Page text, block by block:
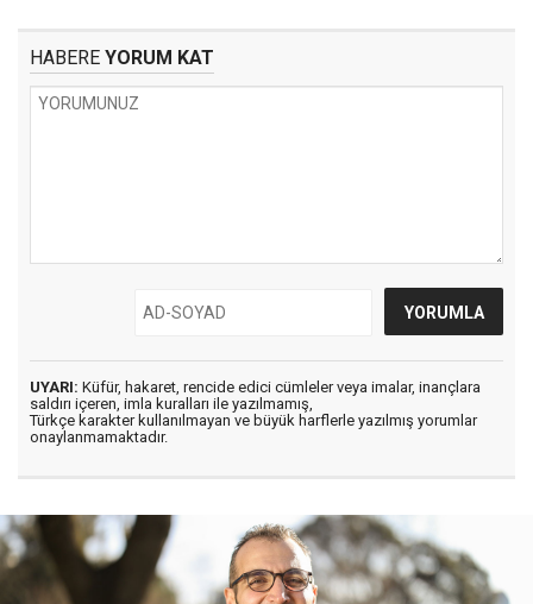
HABERE YORUM KAT
UYARI: Küfür, hakaret, rencide edici cümleler veya imalar, inançlara
saldırı içeren, imla kuralları ile yazılmamış,
Türkçe karakter kullanılmayan ve büyük harflerle yazılmış yorumlar
onaylanmamaktadır.